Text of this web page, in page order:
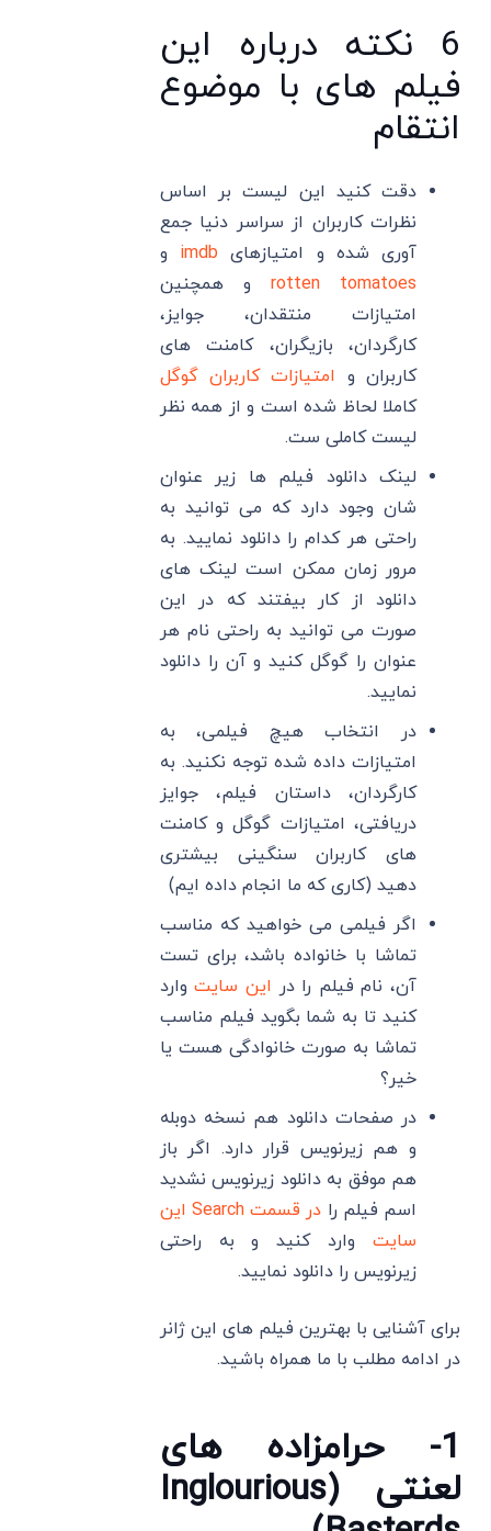
6 نکته درباره این
فیلم های با موضوع
انتقام
دقت کنید این لیست بر اساس
نظرات کاربران از سراسر دنیا جمع
آوری شده و امتیازهای imdb و
rotten tomatoes و همچنین
امتیازات منتقدان، جوایز،
کارگردان، بازیگران، کامنت های
کاربران و امتیازات کاربران گوگل
کاملا لحاظ شده است و از همه نظر
لیست کاملی ست.
لینک دانلود فیلم ها زیر عنوان
شان وجود دارد که می توانید به
راحتی هر کدام را دانلود نمایید. به
مرور زمان ممکن است لینک های
دانلود از کار بیفتند که در این
صورت می توانید به راحتی نام هر
عنوان را گوگل کنید و آن را دانلود
نمایید.
در انتخاب هیچ فیلمی، به
امتیازات داده شده توجه نکنید. به
کارگردان، داستان فیلم، جوایز
دریافتی، امتیازات گوگل و کامنت
های کاربران سنگینی بیشتری
دهید (کاری که ما انجام داده ایم)
اگر فیلمی می خواهید که مناسب
تماشا با خانواده باشد، برای تست
آن، نام فیلم را در این سایتوارد
کنید تا به شما بگوید فیلم مناسب
تماشا به صورت خانوادگی هست یا
خیر؟
در صفحات دانلود هم نسخه دوبله
و هم زیرنویس قرار دارد. اگر باز
هم موفق به دانلود زیرنویس نشدید
اسم فیلم را
در قسمت Search این
سایت وارد کنید و به راحتی
زیرنویس را دانلود نمایید.
برای آشنایی با بهترین فیلم های این ژانر
در ادامه مطلب با ما همراه باشید.
1- حرامزاده های
لعنتی (Inglourious